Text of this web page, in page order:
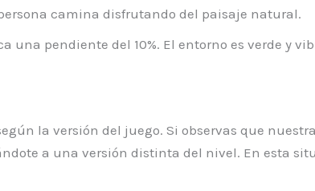
camina disfrutando del paisaje natural.
pendiente del 10%. El entorno es verde y
la versión del juego. Si observas que
a una versión distinta del nivel. En esta